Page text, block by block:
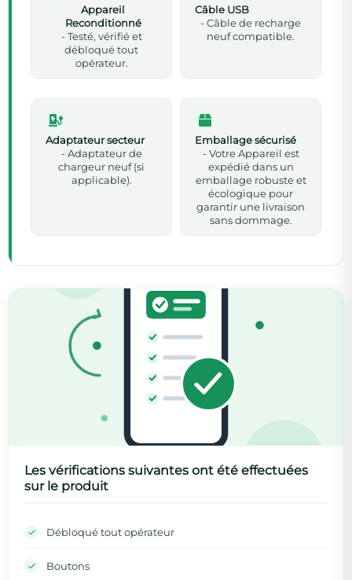
Appareil
Reconditionné
- Testé, vérifié et
débloqué tout
opérateur.
Câble USB
- Câble de recharge
neuf compatible.
Adaptateur secteur
- Adaptateur de
chargeur neuf (si
applicable).
Emballage sécurisé
- Votre Appareil est
expédié dans un
emballage robuste et
écologique pour
garantir une livraison
sans dommage.
Les vérifications suivantes ont été effectuées
sur le produit
Débloqué tout opérateur
Boutons